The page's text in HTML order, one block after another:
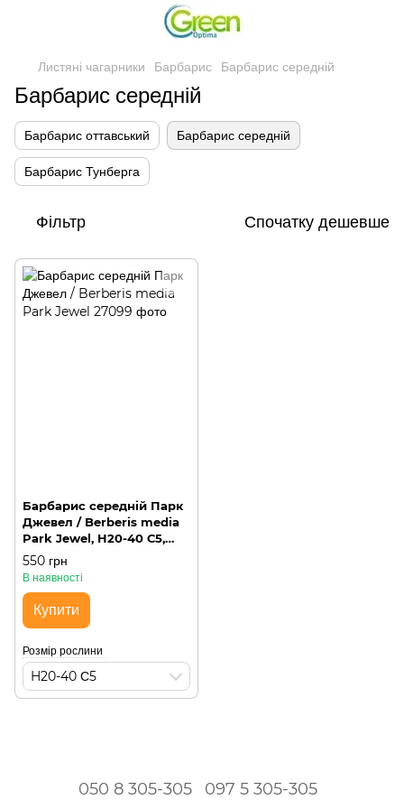
Листяні чагарники Барбарис Барбарис середній
Барбарис середній
Барбарис оттавський Барбарис середній
Барбарис Тунберга
Фільтр Спочатку дешевше
Барбарис середній Парк
Джевел / Berberis media
Park Jewel, H20-40 С5,
округла
550 грн
В наявності
Купити
Розмір рослини
H20-40 С5
050 8 305-305 097 5 305-305